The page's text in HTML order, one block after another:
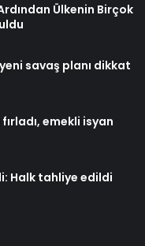
Ülkenin Birçok
savaş planı dikkat
emekli isyan
Halk tahliye edildi